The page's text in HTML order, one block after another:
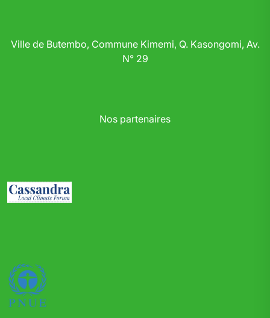
Ville de Butembo, Commune Kimemi, Q. Kasongomi, Av.
N° 29
Nos partenaires